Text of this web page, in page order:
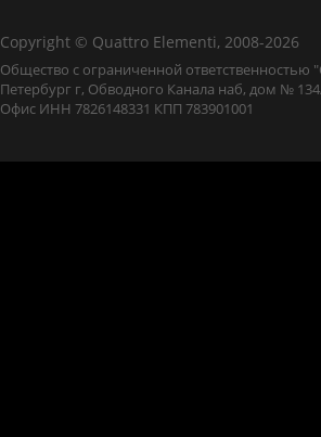
Copyright © Quattro Elementi, 2008-2026
Общество с ограниченной ответственностью
Петербург г, Обводного Канала наб, дом №
Офис ИНН 7826148331 КПП 783901001